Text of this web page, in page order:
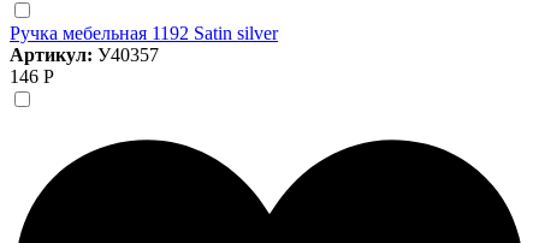
Ручка мебельная 1192 Satin silver
Артикул: У40357
146 Р